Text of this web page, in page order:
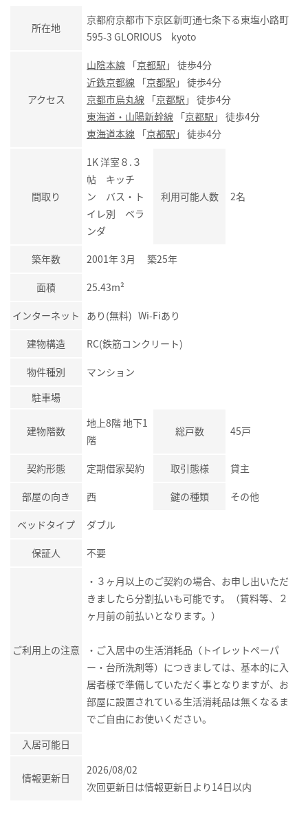
所在地
京都府京都市下京区新町通七条下る東塩小路町
595-3 GLORIOUS kyoto
アクセス
山陰本線 「京都駅 」 徒歩4分
近鉄京都線 「京都駅 」 徒歩4分
京都市烏丸線 「京都駅 」 徒歩4分
東海道・山陽新幹線 「京都駅 」 徒歩4分
東海道本線 「京都駅 」 徒歩4分
間取り
1K 洋室８.３
帖 キッチ
ン バス・ト
イレ別 ベラ
ンダ
利用可能人数 2名
築年数 2001年 3月 築25年
面積 25.43m²
インターネット あり(無料) Wi-Fiあり
建物構造 RC(鉄筋コンクリート)
物件種別
マンション
駐車場
建物階数
地上8階 地下1
階
総戸数 45戸
契約形態 定期借家契約 取引態様 貸主
部屋の向き 西 鍵の種類 その他
ベッドタイプ ダブル
保証人 不要
ご利用上の注意
・３ヶ月以上のご契約の場合、お申し出いただ
きましたら分割払いも可能です。（賃料等、２
ヶ月前の前払いとなります。）
・ご入居中の生活消耗品（トイレットペーパ
ー・台所洗剤等）につきましては、基本的に入
居者様で準備していただく事となりますが、お
部屋に設置されている生活消耗品は無くなるま
でご自由にお使いください。
入居可能日
情報更新日
2026/08/02
次回更新日は情報更新日より14日以内